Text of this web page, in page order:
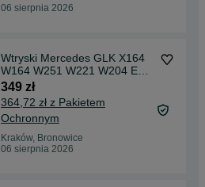
06 sierpnia 2026
Wtryski Mercedes GLK X164
W164 W251 W221 W204 E
W211 280 CDI 320 CDI
349 zł
364,72 zł z Pakietem
Ochronnym
Kraków, Bronowice
06 sierpnia 2026